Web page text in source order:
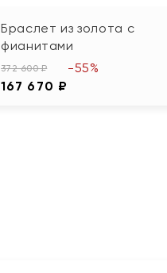
Браслет из золота с
фианитами
372 600 ₽
167 670 ₽
-55%